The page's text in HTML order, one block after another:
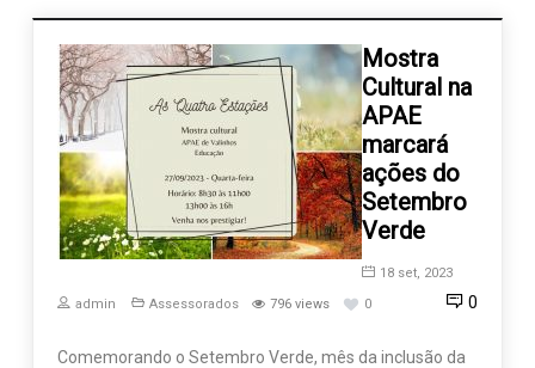
Mostra
Cultural na
APAE
marcará
ações do
Setembro
Verde
18 set, 2023
admin
Assessorados 796 views 0 0
Comemorando o Setembro Verde, mês da inclusão da